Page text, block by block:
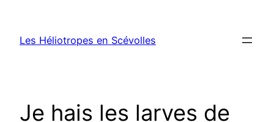
contenu
Les Héliotropes en Scévolles
Je hais les larves de